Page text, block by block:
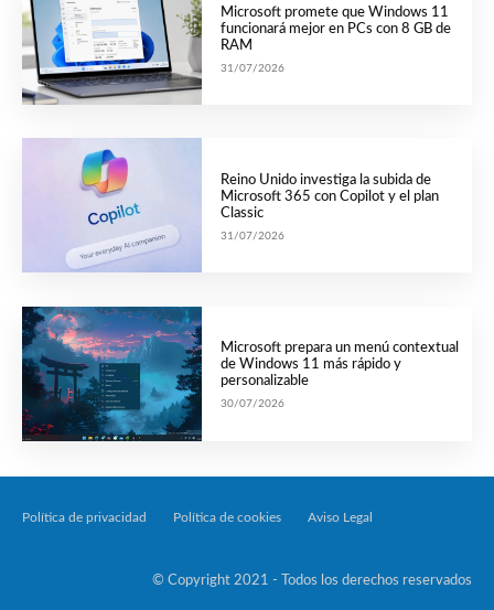
Microsoft promete que Windows 11
funcionará mejor en PCs con 8 GB de
RAM
31/07/2026
Reino Unido investiga la subida de
Microsoft 365 con Copilot y el plan
Classic
31/07/2026
Microsoft prepara un menú contextual
de Windows 11 más rápido y
personalizable
30/07/2026
Política de privacidad Política de cookies Aviso Legal
© Copyright 2021 - Todos los derechos reservados